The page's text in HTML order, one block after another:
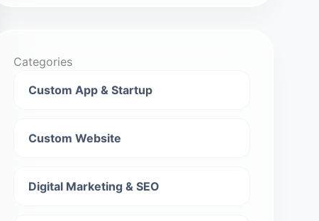
Categories
Custom App & Startup
Custom Website
Digital Marketing & SEO